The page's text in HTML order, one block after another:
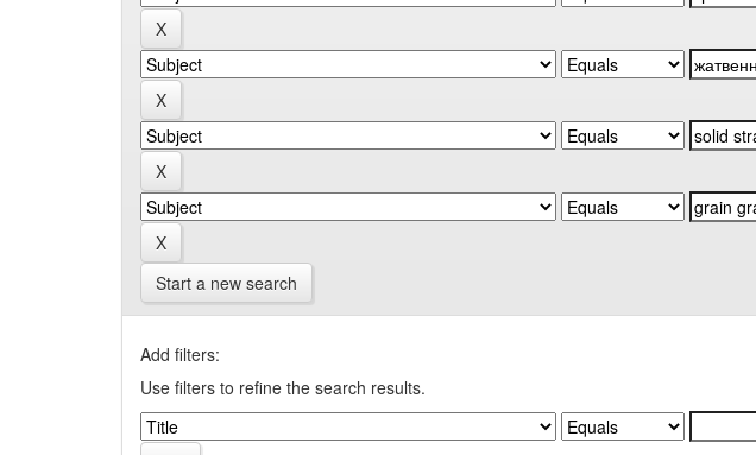
Start a new search
Add filters:
Use filters to refine the search results.